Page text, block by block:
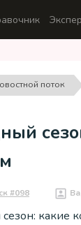
поток
#098